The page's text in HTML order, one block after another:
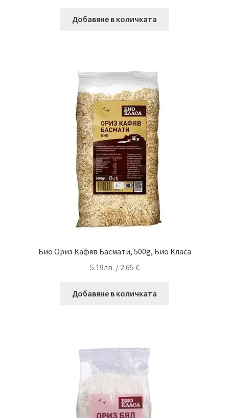
Добавяне в количката
Био Ориз Кафяв Басмати, 500g, Био Класа
5.19лв. / 2.65 €
Добавяне в количката